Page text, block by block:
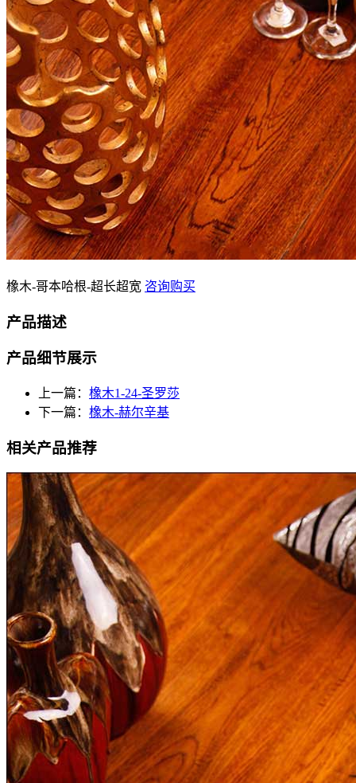
橡木-哥本哈根-超长超宽 咨询购买
产品描述
产品细节展示
上一篇： 橡木1-24-圣罗莎
下一篇： 橡木-赫尔辛基
相关产品推荐